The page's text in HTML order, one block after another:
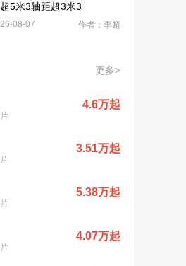
5米3轴距超3米3
08-07 作者：李超
更多>
4.6万起
3.51万起
5.38万起
4.07万起